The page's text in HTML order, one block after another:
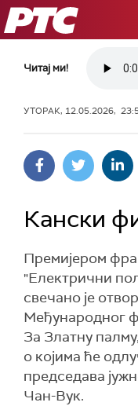
РТС
Читај ми!
УТОРАК, 12.05.2026,
Кански
Премијером
"Електрични
свечано је
Међународног
За Златну
о којима ће
председава
Чан-Вук.